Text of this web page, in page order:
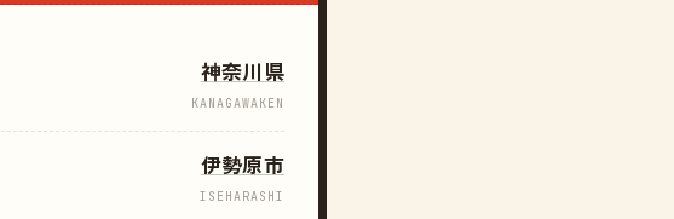
神奈川県
KANAGAWAKEN
伊勢原市
ISEHARASHI